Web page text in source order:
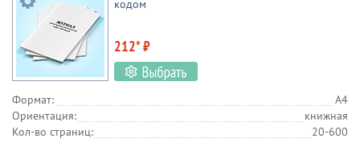
кодом
212* ₽
Формат:
А4
Ориентация:
книжная
Кол-во страниц:
20-600